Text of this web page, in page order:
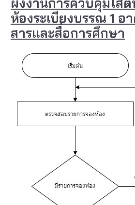
ห้องระเบียงบรรณ 1 อ
สารและสื่อการศึกษา